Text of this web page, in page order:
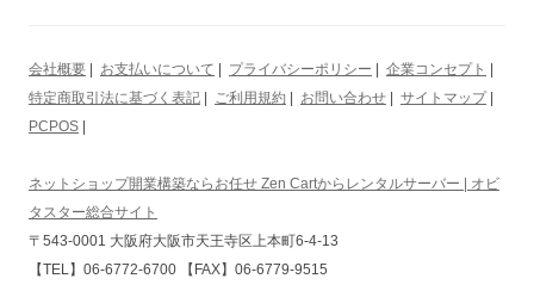
会社概要 お支払いについて プライバシーポリシー 企業コンセプト
特定商取引法に基づく表記
ご利用規約 お問い合わせ サイトマップ|
PCPOS
ネットショップ開業構築ならお任せ Zen Cartからレンタルサーバー | オビ
タスター総合サイト
〒543-0001 大阪府大阪市天王寺区上本町6-4-13
【TEL】06-6772-6700 【FAX】06-6779-9515